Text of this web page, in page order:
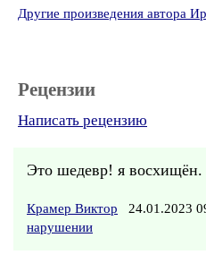
Другие произведения автора
Рецензии
Написать рецензию
Это шедевр! я
Крамер Виктор 24.01.2023
нарушении